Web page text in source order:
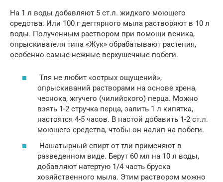
На 1 л воды добавляют 5 ст.л. жидкого моющего
средства. Или 100 г дегтярного мыла растворяют в 10 л
воды. Полученным раствором при помощи веника,
опрыскивателя типа «Жук» обрабатывают растения,
особенно самые нежные верхушечные побеги.
Тля не любит «острых ощущений»,
опрыскиваний растворами на основе хрена,
чеснока, жгучего (чилийского) перца. Можно
взять 1-2 стручка перца, залить 1 л кипятка,
настоятся 4-5 часов. В настой добавить 1-2 ст.л.
моющего средства, чтобы он налип на побеги.
Нашатырный спирт от тли применяют в
разведенном виде. Берут 60 мл на 10 л воды,
добавляют натертую 1/4 часть бруска
хозяйственного мыла. Этим раствором можно